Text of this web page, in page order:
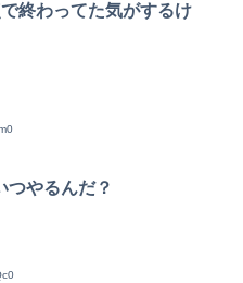
終わってた気がするけ
つやるんだ？